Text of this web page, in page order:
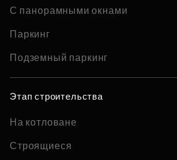
С панорамными окнами
Паркинг
Подземный паркинг
Этап строительства
На котловане
Строящиеся